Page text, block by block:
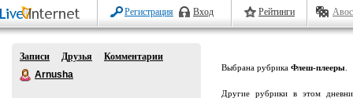
Регистрация Вход Рейтинги
Записи Друзья
Комментарии
Arnusha
Выбрана рубрика Флеш-плееры
Другие рубрики в этом